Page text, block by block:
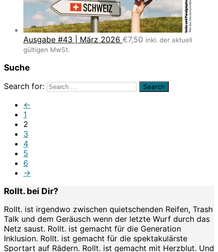
Ausgabe #43 | März 2026 €7,50 inkl. der aktuell
gültigen MwSt.
Suche
Search for:
←
1
2
3
4
5
6
→
Rollt. bei Dir?
Rollt. ist irgendwo zwischen quietschenden Reifen, Trash
Talk und dem Geräusch wenn der letzte Wurf durch das
Netz saust. Rollt. ist gemacht für die Generation
Inklusion. Rollt. ist gemacht für die spektakulärste
Sportart auf Rädern. Rollt. ist gemacht mit Herzblut. Und